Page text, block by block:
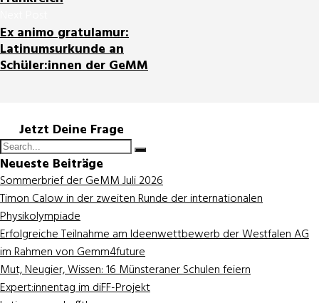
Ex animo gratulamur:
Latinumsurkunde an
Schüler:innen der GeMM
Jetzt Deine Frage
Neueste Beiträge
Sommerbrief der GeMM Juli 2026
Timon Calow in der zweiten Runde der internationalen
Physikolympiade
Erfolgreiche Teilnahme am Ideenwettbewerb der Westfalen AG
im Rahmen von Gemm4future
Mut, Neugier, Wissen: 16 Münsteraner Schulen feiern
Expert:innentag im diFF-Projekt